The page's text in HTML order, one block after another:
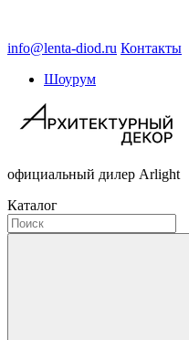
info@lenta-diod.ru Контакты
Шоурум
официальный дилер Arlight
Каталог